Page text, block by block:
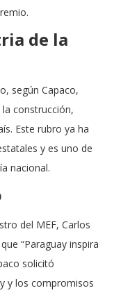
de la
según Capaco,
construcción,
Este rubro ya ha
y es uno de
nacional.
del MEF, Carlos
“Paraguay inspira
solicitó
y los compromisos